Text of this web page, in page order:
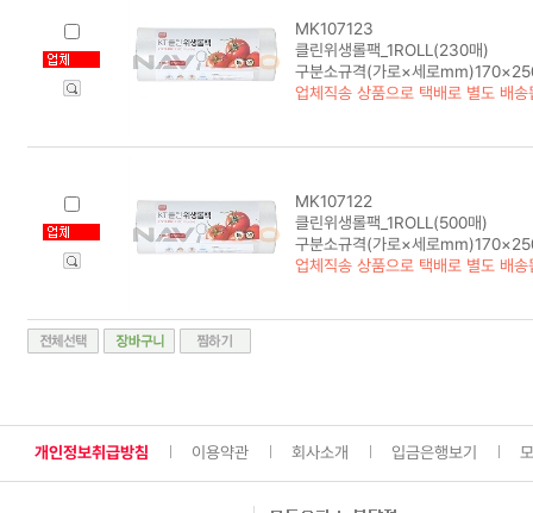
MK107123
클린위생롤팩_1ROLL(230매)
구분소규격(가로×세로
업체직송 상품으로 택배로 별도 배송
MK107122
클린위생롤팩_1ROLL(500매)
구분소규격(가로×세로
업체직송 상품으로 택배로 별도 배송
개인정보취급방침 이용약관 회사소개 입금은행보기